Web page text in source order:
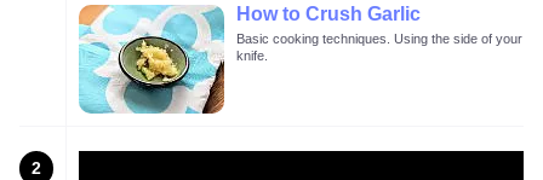
How to Crush Garlic
Basic cooking techniques. Using the side of your
knife.
2